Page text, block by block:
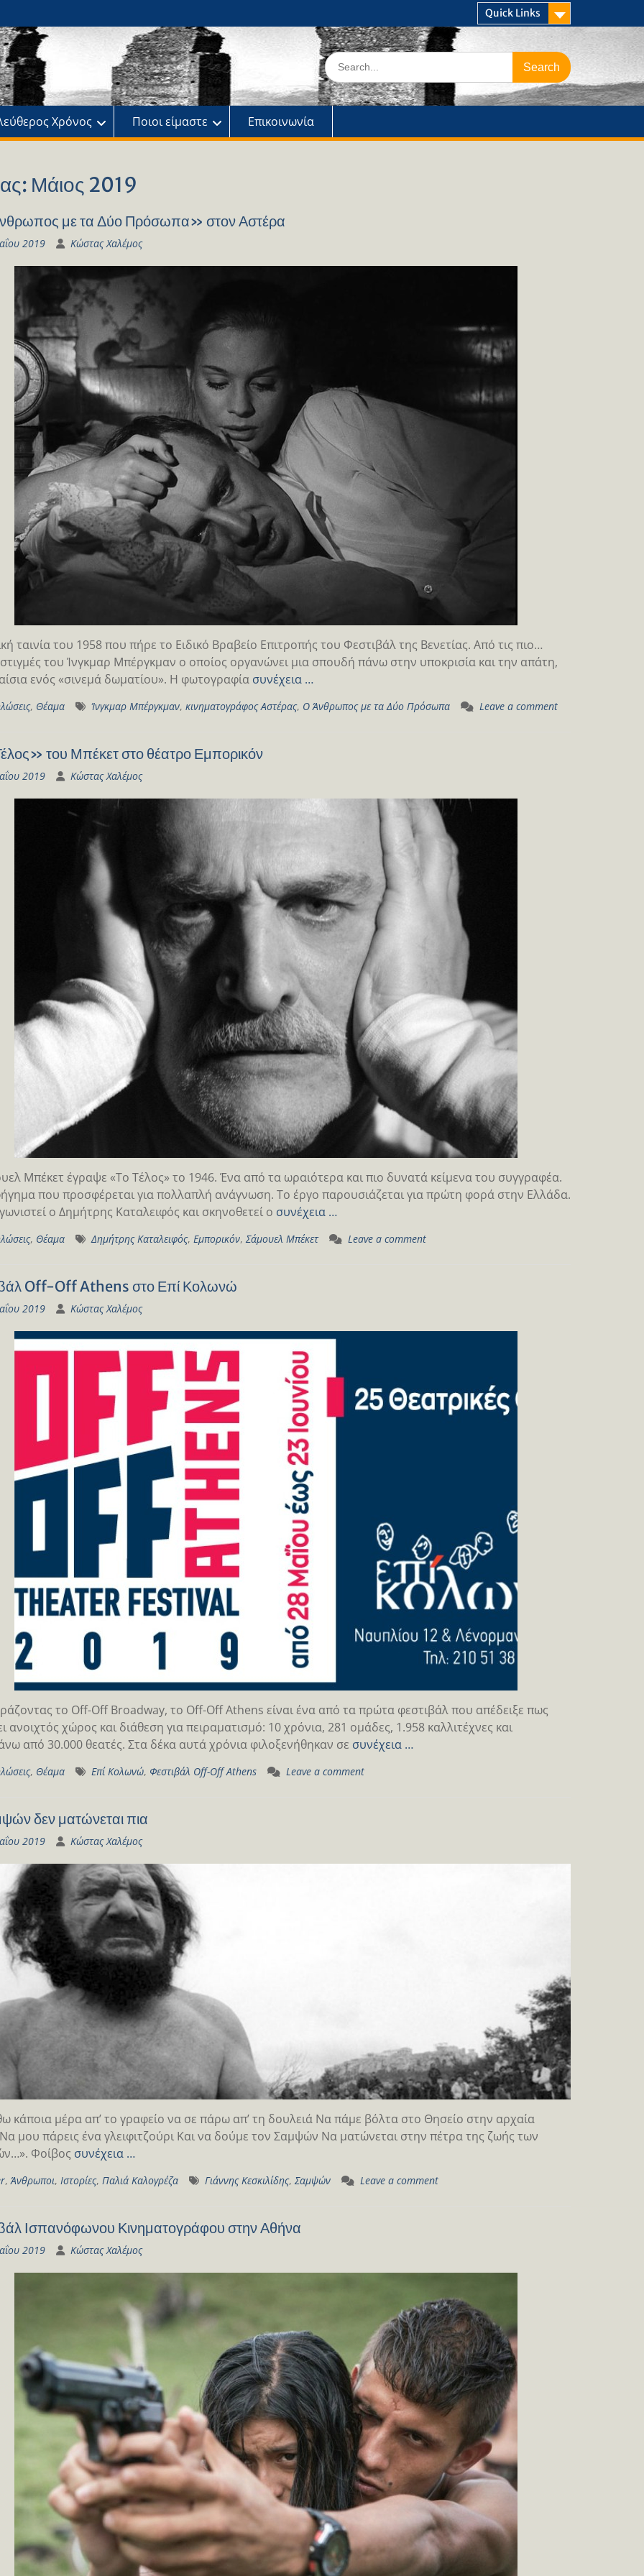
Quick Links
Search
for:
Χρόνος Ποιοι είμαστε Επικοινωνία
Μάιος 2019
με τα Δύο Πρόσωπα» στον Αστέρα
2019 Κώστας Χαλέμος
ταινία του 1958 που πήρε το Ειδικό Βραβείο Επιτροπής του Φεστιβάλ της Βενετίας. Από τις πιο…
του Ίνγκμαρ Μπέργκμαν ο οποίος οργανώνει μια σπουδή πάνω στην υποκρισία και την απάτη,
ενός «σινεμά δωματίου». Η φωτογραφία συνέχεια …
, Θέαμα Ίνγκμαρ Μπέργκμαν, κινηματογράφος Αστέρας, Ο Άνθρωπος με τα Δύο Πρόσωπα Leave a comment
του Μπέκετ στο θέατρο Εμπορικόν
2019 Κώστας Χαλέμος
Μπέκετ έγραψε «Το Τέλος» το 1946. Ένα από τα ωραιότερα και πιο δυνατά κείμενα του συγγραφέα.
που προσφέρεται για πολλαπλή ανάγνωση. Το έργο παρουσιάζεται για πρώτη φορά στην Ελλάδα.
ο Δημήτρης Καταλειφός και σκηνοθετεί ο συνέχεια …
, Θέαμα Δημήτρης Καταλειφός, Εμπορικόν, Σάμουελ Μπέκετ Leave a comment
Off-Off Athens στο Επί Κολωνώ
2019 Κώστας Χαλέμος
το Off-Off Broadway, το Off-Off Athens είναι ένα από τα πρώτα φεστιβάλ που απέδειξε πως
ανοιχτός χώρος και διάθεση για πειραματισμό: 10 χρόνια, 281 ομάδες, 1.958 καλλιτέχνες και
από 30.000 θεατές. Στα δέκα αυτά χρόνια φιλοξενήθηκαν σε συνέχεια …
, Θέαμα Επί Κολωνώ, Φεστιβάλ Off-Off Athens Leave a comment
δεν ματώνεται πια
2019 Κώστας Χαλέμος
κάποια μέρα απ’ το γραφείο να σε πάρω απ’ τη δουλειά Να πάμε βόλτα στο Θησείο στην αρχαία
μου πάρεις ένα γλειφιτζούρι Και να δούμε τον Σαμψών Να ματώνεται στην πέτρα της ζωής των
Φοίβος συνέχεια …
,Άνθρωποι, Ιστορίες, Παλιά Καλογρέζα Γιάννης Κεσκιλίδης, Σαμψών Leave a comment
Ισπανόφωνου Κινηματογράφου στην Αθήνα
2019 Κώστας Χαλέμος